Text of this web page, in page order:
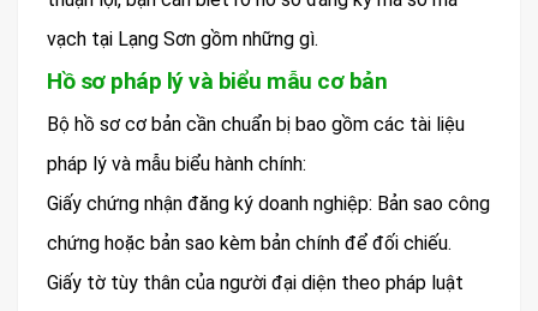
vạch tại Lạng Sơn gồm những gì.
Hồ sơ pháp lý và biểu mẫu cơ bản
Bộ hồ sơ cơ bản cần chuẩn bị bao gồm các tài liệu
pháp lý và mẫu biểu hành chính:
Giấy chứng nhận đăng ký doanh nghiệp: Bản sao công
chứng hoặc bản sao kèm bản chính để đối chiếu.
Giấy tờ tùy thân của người đại diện theo pháp luật